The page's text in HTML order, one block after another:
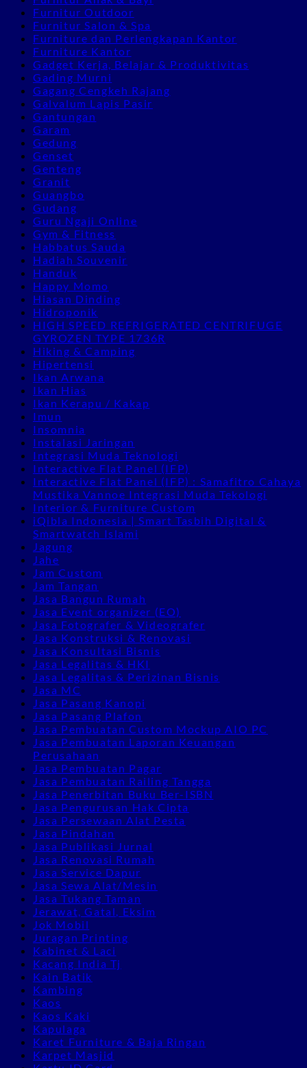
Furnitur Outdoor
Furnitur Salon & Spa
Furniture dan Perlengkapan Kantor
Furniture Kantor
Gadget Kerja, Belajar & Produktivitas
Gading Murni
Gagang Cengkeh Rajang
Galvalum Lapis Pasir
Gantungan
Garam
Gedung
Genset
Genteng
Granit
Guangbo
Gudang
Guru Ngaji Online
Gym & Fitness
Habbatus Sauda
Hadiah Souvenir
Handuk
Happy Momo
Hiasan Dinding
Hidroponik
HIGH SPEED REFRIGERATED CENTRIFUGE
GYROZEN TYPE 1736R
Hiking & Camping
Hipertensi
Ikan Arwana
Ikan Hias
Ikan Kerapu / Kakap
Imun
Insomnia
Instalasi Jaringan
Integrasi Muda Teknologi
Interactive Flat Panel (IFP)
Interactive Flat Panel (IFP) : Samafitro Cahaya
Mustika Vannoe Integrasi Muda Tekologi
Interior & Furniture Custom
iQibla Indonesia | Smart Tasbih Digital &
Smartwatch Islami
Jagung
Jahe
Jam Custom
Jam Tangan
Jasa Bangun Rumah
Jasa Event organizer (EO)
Jasa Fotografer & Videografer
Jasa Konstruksi & Renovasi
Jasa Konsultasi Bisnis
Jasa Legalitas & HKI
Jasa Legalitas & Perizinan Bisnis
Jasa MC
Jasa Pasang Kanopi
Jasa Pasang Plafon
Jasa Pembuatan Custom Mockup AIO PC
Jasa Pembuatan Laporan Keuangan
Perusahaan
Jasa Pembuatan Pagar
Jasa Pembuatan Railing Tangga
Jasa Penerbitan Buku Ber-ISBN
Jasa Pengurusan Hak Cipta
Jasa Persewaan Alat Pesta
Jasa Pindahan
Jasa Publikasi Jurnal
Jasa Renovasi Rumah
Jasa Service Dapur
Jasa Sewa Alat/Mesin
Jasa Tukang Taman
Jerawat, Gatal, Eksim
Jok Mobil
Juragan Printing
Kabinet & Laci
Kacang India Tj
Kain Batik
Kambing
Kaos
Kaos Kaki
Kapulaga
Karet Furniture & Baja Ringan
Karpet Masjid